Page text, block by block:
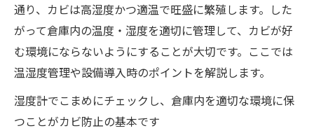
通り、カビは高湿度かつ適温で旺盛に繁殖します。した
がって倉庫内の温度・湿度を適切に管理して、カビが好
む環境にならないようにすることが大切です。ここでは
温湿度管理や設備導入時のポイントを解説します。
湿度計でこまめにチェックし、倉庫内を適切な環境に保
つことがカビ防止の基本です